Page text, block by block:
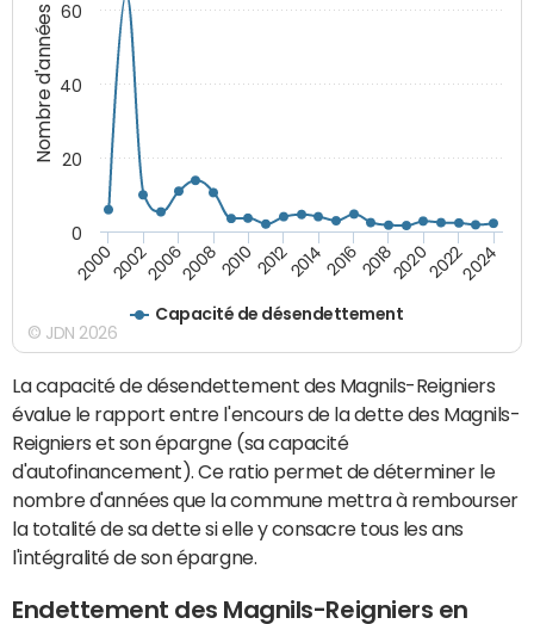
Nombre d'années
Capacité de désendettement
20002002200620082010 2012201420162018202020222024
0
20
40
60
© JDN 2026
La capacité de désendettement des Magnils-Reigniers
évalue le rapport entre l'encours de la dette des Magnils-
Reigniers et son épargne (sa capacité
d'autofinancement). Ce ratio permet de déterminer le
nombre d'années que la commune mettra à rembourser
la totalité de sa dette si elle y consacre tous les ans
l'intégralité de son épargne.
Endettement des Magnils-Reigniers en